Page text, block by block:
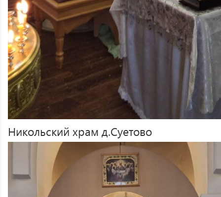
Никольский храм д.Суетово